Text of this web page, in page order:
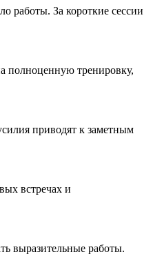
работы. За короткие сессии
полноценную тренировку,
приводят к заметным
встречах и
выразительные работы.